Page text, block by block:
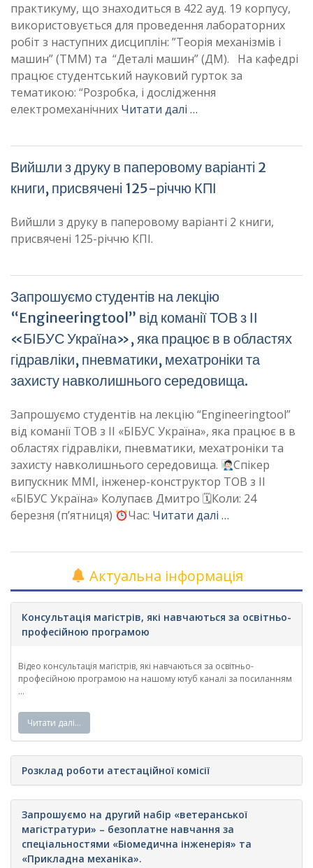
практикуму, що знаходиться в 422 ауд. 19 корпусу,
використовується для проведення лабораторних
робіт з наступних дисциплін: ”Теорія механізмів і
машин” (ТММ) та “Деталі машин” (ДМ). На кафедрі
працює студентський науковий гурток за
тематикою: “Розробка, і дослідження
електромеханічних Читати далі …
Вийшли з друку в паперовому варіанті 2
книги, присвячені 125-річчю КПІ
Вийшли з друку в паперовому варіанті 2 книги,
присвячені 125-річчю КПІ.
Запрошуємо студентів на лекцію
“Engineeringtool” від команії ТОВ з ІІ
«БІБУС Україна», яка працює в в областях
гідравліки, пневматики, мехатроніки та
захисту навколишнього середовища.
Запрошуємо студентів на лекцію “Engineeringtool”
від команії ТОВ з ІІ «БІБУС Україна», яка працює в в
областях гідравліки, пневматики, мехатроніки та
захисту навколишнього середовища.
Спікер
випускник ММІ, інженер-конструктор ТОВ з ІІ
«БІБУС Україна» Колупаєв Дмитро 🗓Коли: 24
березня (п’ятниця)
Час: Читати далі …
Актуальна інформація
Консультація магістрів, які навчаються за освітньо-
професійною програмою
Відео консультація магістрів, які навчаються за освітньо-
професійною програмою на нашому ютуб каналі за посиланням
...
Читати далі…
Розклад роботи атестаційної комісії
Запрошуємо на другий набір «ветеранської
магістратури» – безоплатне навчання за
спеціальностями «Біомедична інженерія» та
«Прикладна механіка».